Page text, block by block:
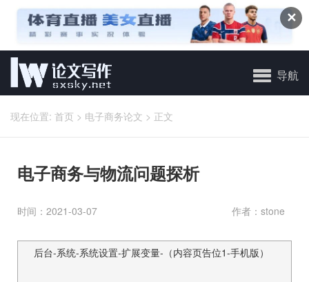
✕
导航
现在位置: 首页 > 电子商务论文 > 正文
电子商务与物流问题探析
时间：2021-03-07 作者：stone
后台-系统-系统设置-扩展变量-（内容页告位1-手机版）